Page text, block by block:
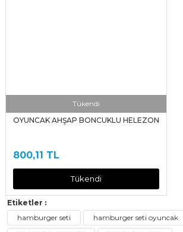
Tükendi
OYUNCAK AHŞAP BONCUKLU HELEZON
800,11 TL
Tükendi
Etiketler :
hamburger seti
hamburger seti oyuncak